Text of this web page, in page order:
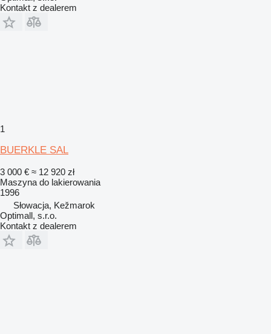
Kontakt z dealerem
1
BUERKLE SAL
3 000 € ≈ 12 920 zł
Maszyna do lakierowania
1996
Słowacja, Kežmarok
Optimall, s.r.o.
Kontakt z dealerem